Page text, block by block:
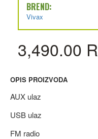
BREND:
Vivax
3,490.00
OPIS PROIZVODA
AUX ulaz
USB ulaz
FM radio